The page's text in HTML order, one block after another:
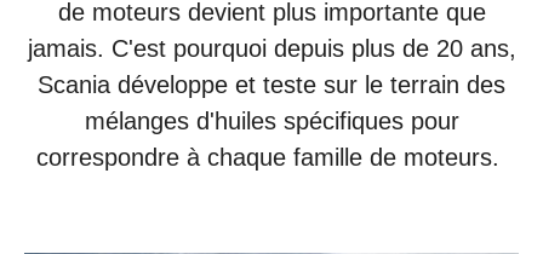
de moteurs devient plus importante que
jamais. C'est pourquoi depuis plus de 20 ans,
Scania développe et teste sur le terrain des
mélanges d'huiles spécifiques pour
correspondre à chaque famille de moteurs.